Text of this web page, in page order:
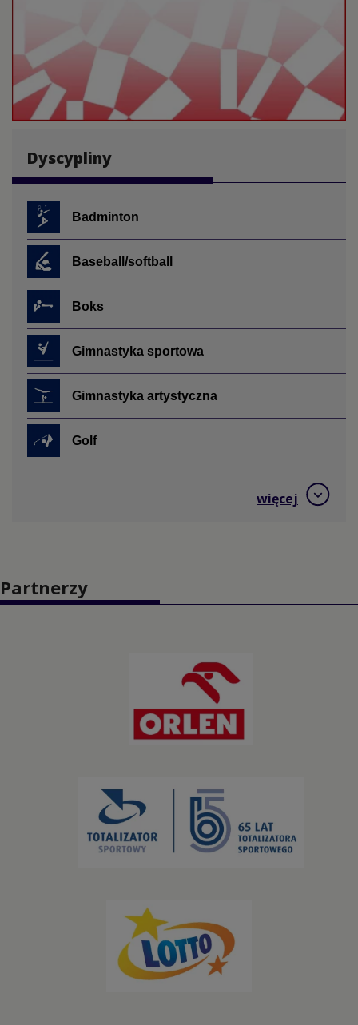
Dyscypliny
Badminton
Baseball/softball
Boks
Gimnastyka sportowa
Gimnastyka artystyczna
Golf
Kajakarstwo górskie
Kolarstwo górskie
Kolarstwo szosowe
Koszykówka
Koszykówka 3x3
więcej
Partnerzy